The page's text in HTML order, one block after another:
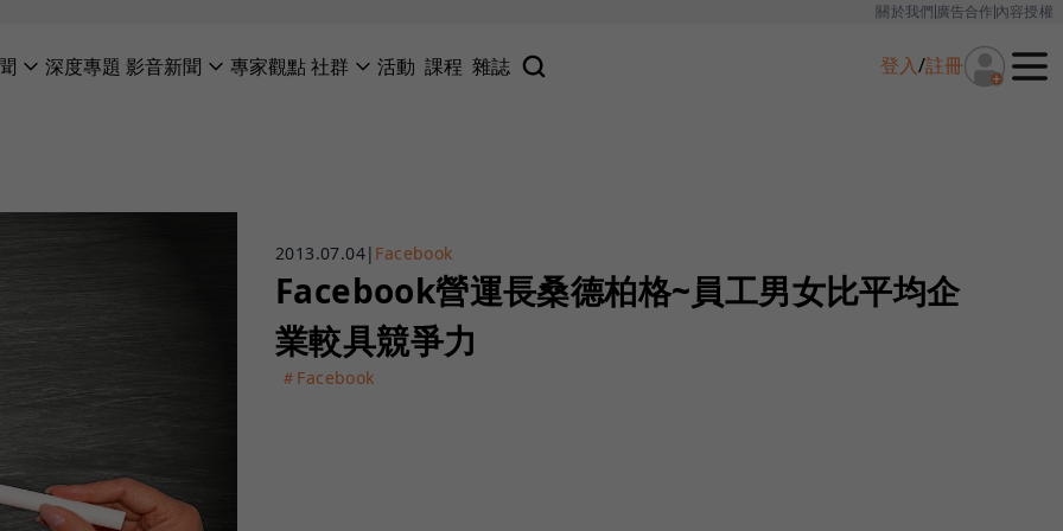
關於我們廣告合作內容授權
深度專題 影音新聞 專家觀點社群 活動 課程 雜誌 登入/註冊
2013.07.04| Facebook
Facebook營運長桑德柏格~員工男女比平均企
業較具競爭力
＃Facebook